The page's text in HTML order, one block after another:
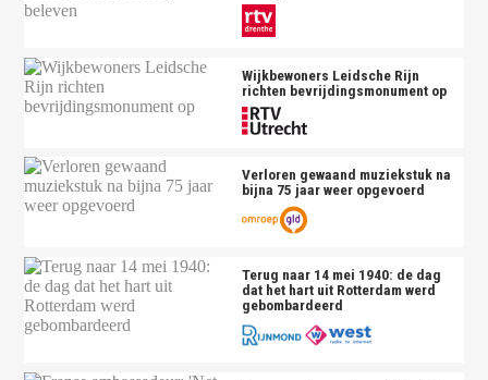
Wijkbewoners Leidsche Rijn
richten bevrijdingsmonument op
Verloren gewaand muziekstuk na
bijna 75 jaar weer opgevoerd
Terug naar 14 mei 1940: de dag
dat het hart uit Rotterdam werd
gebombardeerd